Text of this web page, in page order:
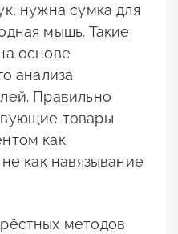
нужна сумка для
мышь. Такие
основе
анализа
Правильно
товары
как
как навязывание
методов